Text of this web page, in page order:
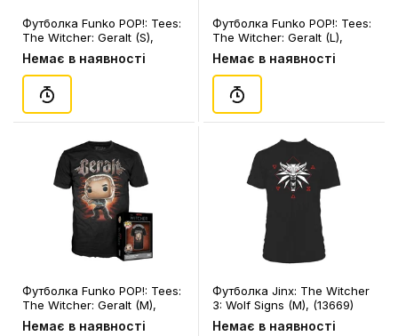
Футболка Funko POP!: Tees:
The Witcher: Geralt (S),
(74487)
Немає в наявності
Футболка Funko POP!: Tees:
The Witcher: Geralt (L),
(74489)
Немає в наявності
Футболка Funko POP!: Tees:
The Witcher: Geralt (M),
(74488)
Немає в наявності
Футболка Jinx: The Witcher
3: Wolf Signs (M), (13669)
Немає в наявності